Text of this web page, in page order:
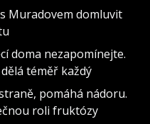
Muradovem domluvit
doma nezapomínejte.
téměř každý
pomáhá nádoru.
roli fruktózy